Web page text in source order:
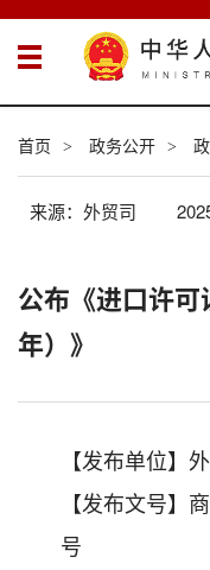
首页 > 政务公开 >
来源：外贸司
公布《进口许
年）》
【发布单位】
【发布文号】
号